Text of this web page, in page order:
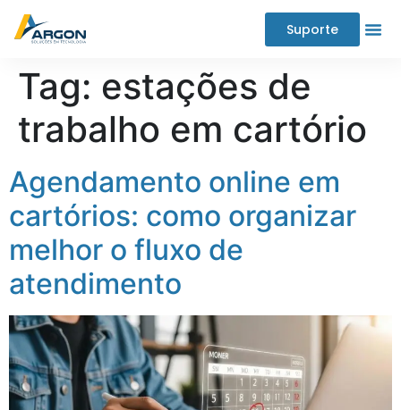
Suporte
Tag: estações de
trabalho em cartório
Agendamento online em
cartórios: como organizar
melhor o fluxo de
atendimento